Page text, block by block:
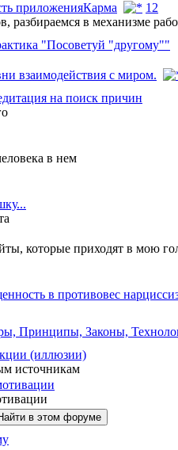
Карма 1 2
разбираемся в механизме
"Посоветуй "другому""
взаимодействия с миром.
на поиск причин
в нем
которые приходят в мою
в противовес
Принципы, Законы,
(иллюзии)
источникам